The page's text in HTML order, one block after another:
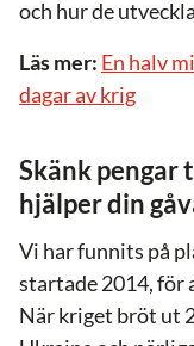
och hur de
Läs mer: En halv
dagar av krig
Skänk pengar
hjälper din
Vi har funnits på
startade 2014, för
När kriget bröt ut